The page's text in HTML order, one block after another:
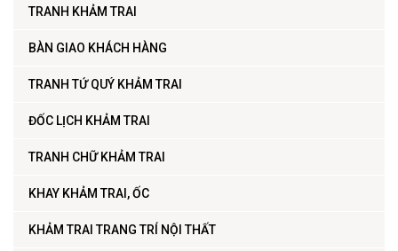
TRANH KHẢM TRAI
BÀN GIAO KHÁCH HÀNG
TRANH TỨ QUÝ KHẢM TRAI
ĐỐC LỊCH KHẢM TRAI
TRANH CHỮ KHẢM TRAI
KHAY KHẢM TRAI, ỐC
KHẢM TRAI TRANG TRÍ NỘI THẤT